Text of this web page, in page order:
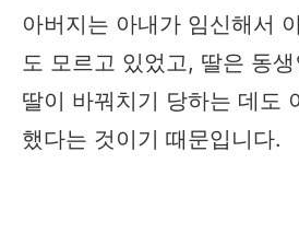
아버지는 아내가 임신해서
도 모르고 있었고, 딸은 동
딸이 바꿔치기 당하는 데도
했다는 것이기 때문입니다.